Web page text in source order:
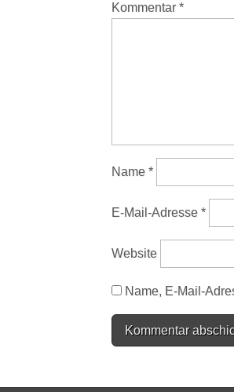
Kommentar*
Name*
E-Mail-Adresse*
Website
Name, E-Mail-